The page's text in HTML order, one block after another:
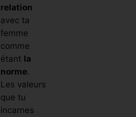
relation
avec ta
femme
comme
étant la
norme.
Les valeurs
que tu
incarnes